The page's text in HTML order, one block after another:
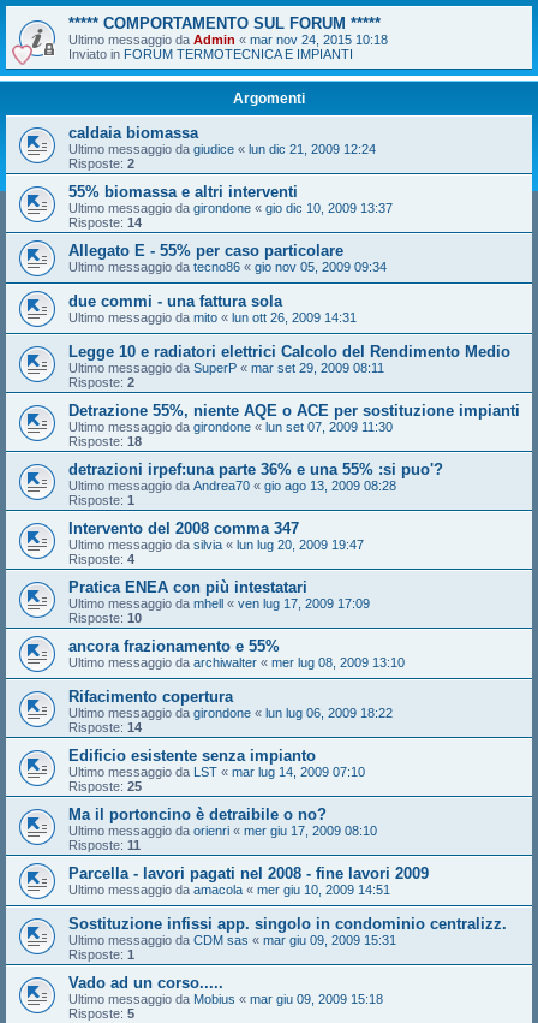
***** COMPORTAMENTO SUL FORUM *****
Ultimo messaggio da Admin « mar nov 24, 2015 10:18
Inviato in FORUM TERMOTECNICA E IMPIANTI
Argomenti
caldaia biomassa
Ultimo messaggio da giudice « lun dic 21, 2009 12:24
Risposte: 2
55% biomassa e altri interventi
Ultimo messaggio da girondone « gio dic 10, 2009 13:37
Risposte: 14
Allegato E - 55% per caso particolare
Ultimo messaggio da tecno86 « gio nov 05, 2009 09:34
due commi - una fattura sola
Ultimo messaggio da mito « lun ott 26, 2009 14:31
Legge 10 e radiatori elettrici Calcolo del Rendimento Medio
Ultimo messaggio da SuperP « mar set 29, 2009 08:11
Risposte: 2
Detrazione 55%, niente AQE o ACE per sostituzione impianti
Ultimo messaggio da girondone « lun set 07, 2009 11:30
Risposte: 18
detrazioni irpef:una parte 36% e una 55% :si puo'?
Ultimo messaggio da Andrea70 « gio ago 13, 2009 08:28
Risposte: 1
Intervento del 2008 comma 347
Ultimo messaggio da silvia « lun lug 20, 2009 19:47
Risposte: 4
Pratica ENEA con più intestatari
Ultimo messaggio da mhell « ven lug 17, 2009 17:09
Risposte: 10
ancora frazionamento e 55%
Ultimo messaggio da archiwalter « mer lug 08, 2009 13:10
Rifacimento copertura
Ultimo messaggio da girondone « lun lug 06, 2009 18:22
Risposte: 14
Edificio esistente senza impianto
Ultimo messaggio da LST « mar lug 14, 2009 07:10
Risposte: 25
Ma il portoncino è detraibile o no?
Ultimo messaggio da orienri « mer giu 17, 2009 08:10
Risposte: 11
Parcella - lavori pagati nel 2008 - fine lavori 2009
Ultimo messaggio da amacola « mer giu 10, 2009 14:51
Sostituzione infissi app. singolo in condominio centralizz.
Ultimo messaggio da CDM sas « mar giu 09, 2009 15:31
Risposte: 1
Vado ad un corso.....
Ultimo messaggio da Mobius « mar giu 09, 2009 15:18
Risposte: 5